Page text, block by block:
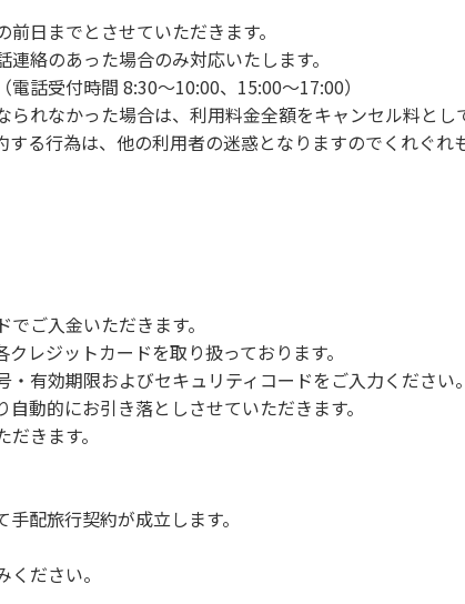
30分から午前10時までの間にゴミステーションに出
ます。
ャンプファイヤー、打ち上げ式花火、テントサウナの
降ると短時間で増水し、川原で遊んでいると大変危険
ても、上流で雨が降り急に増水することがあるので、
ての注意や警告があった場合は素直に耳を傾け、指示に
日までとさせていただきます。
絡のあった場合のみ対応いたします。
話受付時間 8:30～10:00、15:00～17:00）
れなかった場合は、利用料金全額をキャンセル料とし
る行為は、他の利用者の迷惑となりますのでくれぐれ
ご入金いただきます。
クレジットカードを取り扱っております。
有効期限およびセキュリティコードをご入力ください。
動的にお引き落としさせていただきます。
きます。
配旅行契約が成立します。
ださい。